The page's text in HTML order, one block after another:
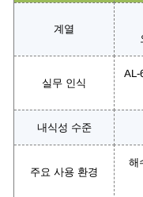
계열
실무 인식
AL-
내식성 수준
주요 사용 환경
해